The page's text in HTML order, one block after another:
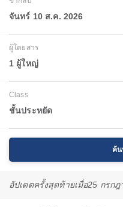
จันทร์ 10 ส.ค. 2026
ผู้โดยสาร
1 ผู้ใหญ่
Class
ชั้นประหยัด
ค้น
อัปเดตครั้งสุดท้ายเมื่อ25 กรกฎ